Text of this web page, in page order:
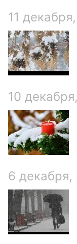
11
10
6 декабря,